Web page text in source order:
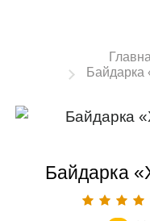
Байдарка
Байдарка